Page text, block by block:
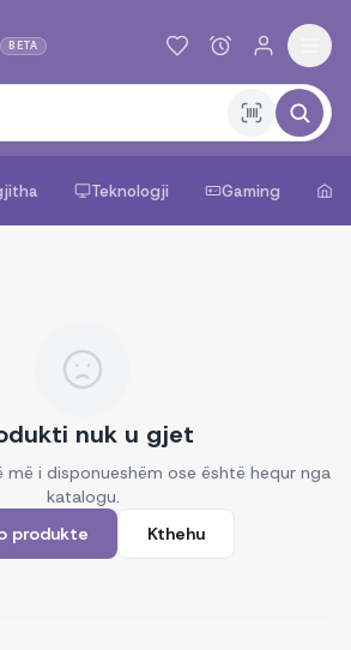
BETA
Teknologji Gaming
nuk u gjet
më i disponueshëm ose është hequr nga
katalogu.
produkte
Kthehu